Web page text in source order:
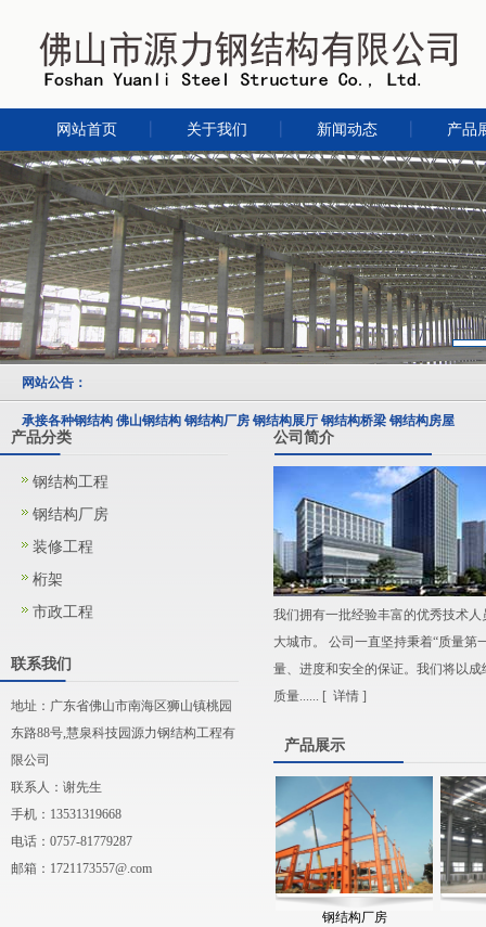
网站首页 关于我们 新闻动态 产品
网站公告：
承接各种钢结构 佛山钢结构 钢结构厂房 钢结构展厅 钢结构桥梁 钢结构房屋
产品分类
钢结构工程
钢结构厂房
装修工程
桁架
市政工程
联系我们
地址：广东省佛山市南海区狮山镇桃园
东路88号,慧泉科技园源力钢结构工程有
限公司
联系人：谢先生
手机：13531319668
电话：0757-81779287
邮箱： 1721173557@.com
公司简介
我们拥有一批经验丰富的优秀技术
大城市。 公司一直坚持秉着“质量第
量、进度和安全的保证。我们将以
质量...... [ 详情 ]
产品展示
钢结构厂房